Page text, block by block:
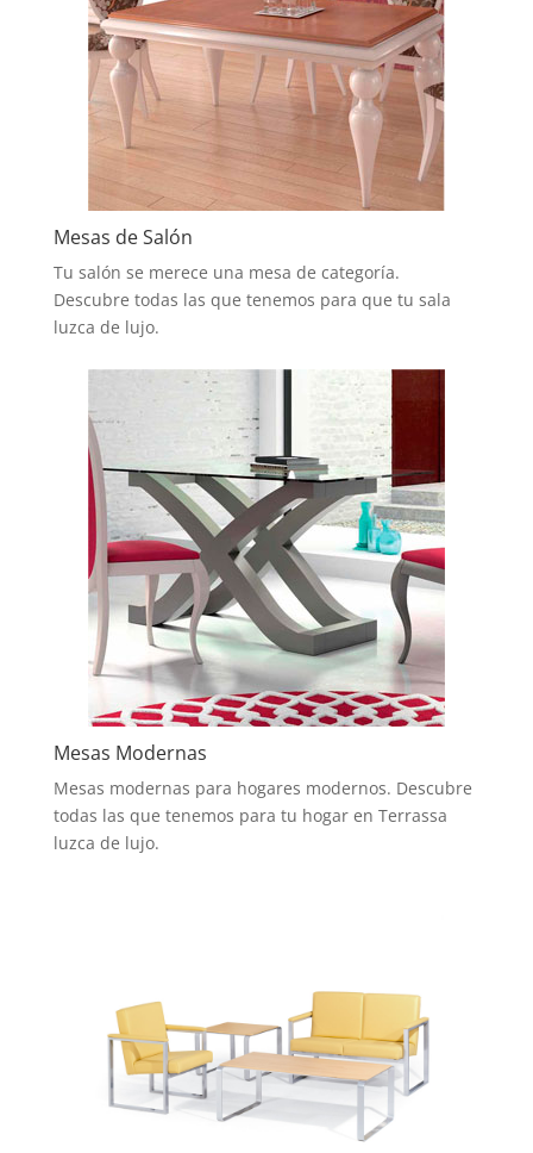
Mesas de Salón
Tu salón se merece una mesa de categoría.
Descubre todas las que tenemos para que tu sala
luzca de lujo.
Mesas Modernas
Mesas modernas para hogares modernos. Descubre
todas las que tenemos para tu hogar en Terrassa
luzca de lujo.